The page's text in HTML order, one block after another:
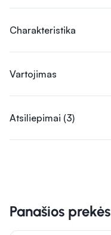
Charakteristika
Vartojimas
Atsiliepimai (3)
Panašios prekės